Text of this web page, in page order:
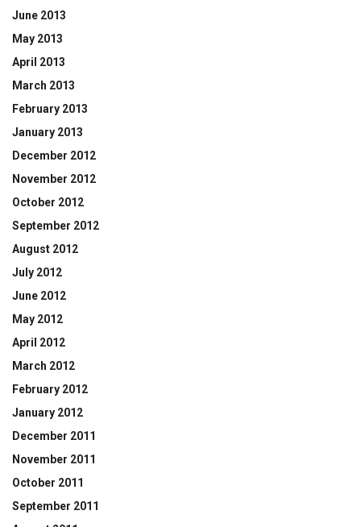
June 2013
May 2013
April 2013
March 2013
February 2013
January 2013
December 2012
November 2012
October 2012
September 2012
August 2012
July 2012
June 2012
May 2012
April 2012
March 2012
February 2012
January 2012
December 2011
November 2011
October 2011
September 2011